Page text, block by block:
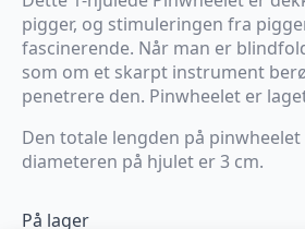
pigger, og stimuleringen fra
fascinerende. Når man er
som om et skarpt instrument
penetrere den. Pinwheelet er
Den totale lengden på pinwheelet
diameteren på hjulet er 3 cm.
På lager